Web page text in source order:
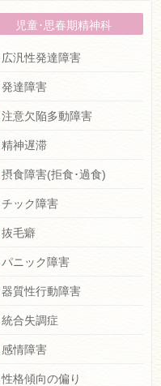
児童･思春期精神科
広汎性発達障害
発達障害
注意欠陥多動障害
精神遅滞
摂食障害(拒食･過食)
チック障害
抜毛癖
パニック障害
器質性行動障害
統合失調症
感情障害
性格傾向の偏り